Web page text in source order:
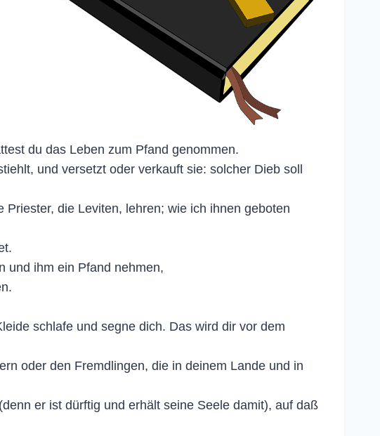
du das Leben zum Pfand genommen.
und versetzt oder verkauft sie: solcher Dieb soll
die Leviten, lehren; wie ich ihnen geboten
und ihm ein Pfand nehmen,
schlafe und segne dich. Das wird dir vor dem
oder den Fremdlingen, die in deinem Lande und in
er ist dürftig und erhält seine Seele damit), auf daß